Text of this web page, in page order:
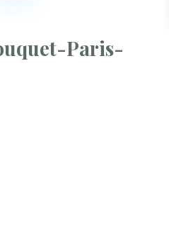
Paris-